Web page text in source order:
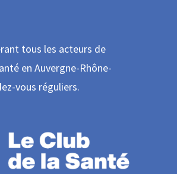
tous les acteurs de
en Auvergne-Rhône-
vous réguliers.